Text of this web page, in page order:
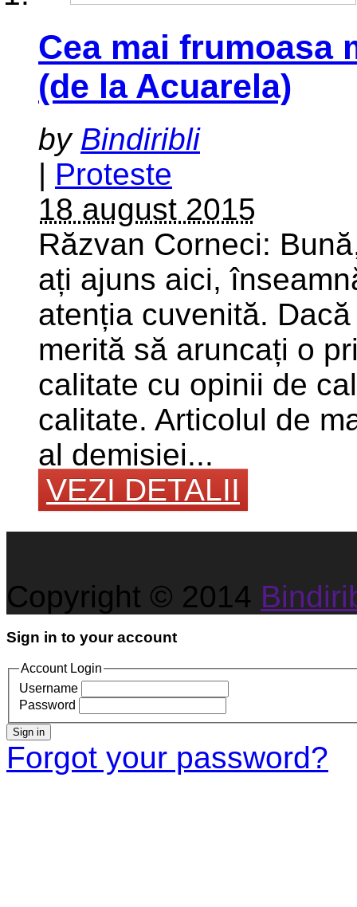
Cea mai frumoasa
(de la Acuarela)
by Bindiribli
| Proteste
18 august 2015
Răzvan Corneci:
ați ajuns aici,
atenția cuvenită.
merită să aruncați o
calitate cu opinii de
calitate. Articolul de
al demisiei...
VEZI DETALII
Copyright © 2014
Sign in to your account
Account Login
Username
Password
Sign in
Forgot your password?